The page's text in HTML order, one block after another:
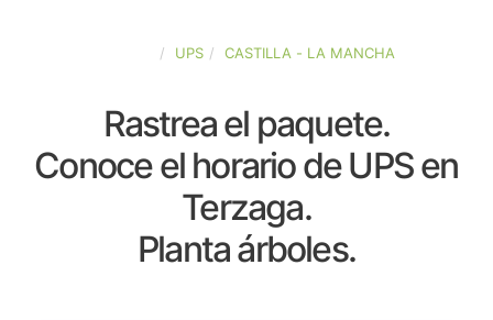
UPS CASTILLA - LA MANCHA
Rastrea el paquete.
Conoce el horario de UPS en
Terzaga.
Planta árboles.